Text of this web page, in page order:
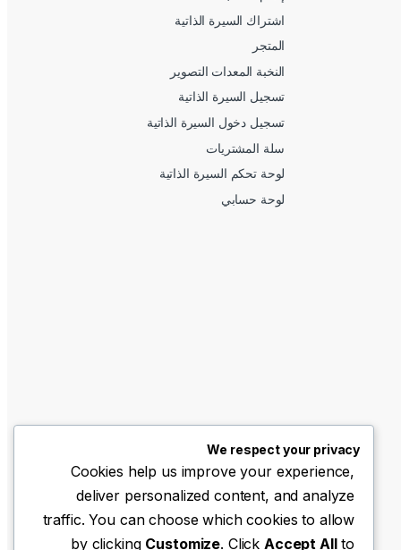
اشتراك السيرة الذاتية
المتجر
النخبة المعدات التصوير
تسجيل السيرة الذاتية
تسجيل دخول السيرة الذاتية
سلة المشتريات
لوحة تحكم السيرة الذاتية
لوحة حسابي
We respect your privacy
Cookies help us improve your experience,
deliver personalized content, and analyze
traffic. You can choose which cookies to allow
by clicking Customize. Click Accept Allto